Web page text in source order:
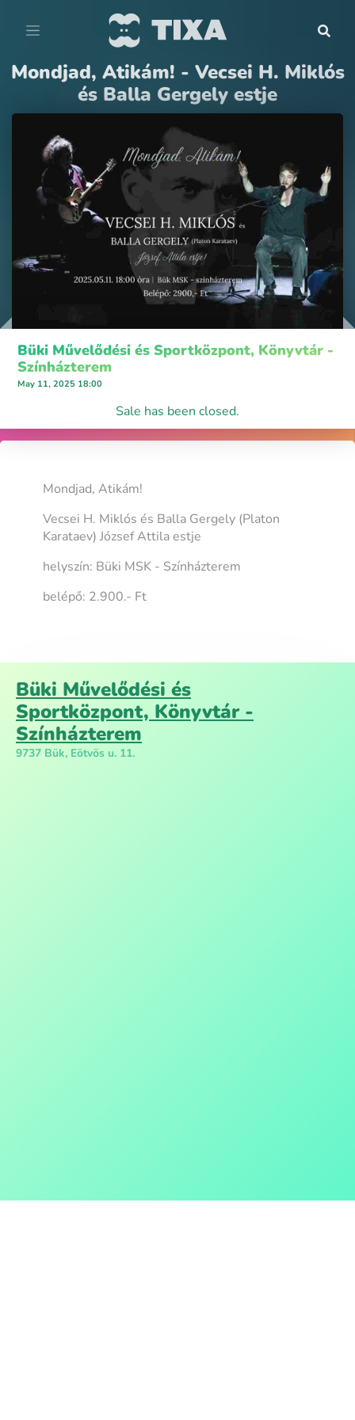
Mondjad, Atikám! - Vecsei H. Miklós
és Balla Gergely estje
Büki Művelődési és Sportközpont, Könyvtár -
Színházterem
May 11, 2025 18:00
Sale has been closed.
Mondjad, Atikám!
Vecsei H. Miklós és Balla Gergely (Platon
Karataev) József Attila estje
helyszín: Büki MSK - Színházterem
belépő: 2.900.- Ft
Büki Művelődési és
Sportközpont, Könyvtár -
Színházterem
9737 Bük, Eötvös u. 11.